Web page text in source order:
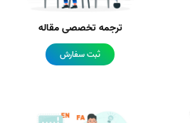
ترجمه تخصصی مقاله
ثبت سفارش